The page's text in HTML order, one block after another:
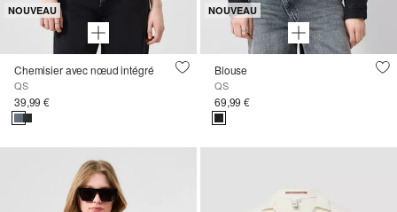
NOUVEAU
Chemisier avec nœud intégré
QS
39,99 €
NOUVEAU
Blouse
QS
69,99 €